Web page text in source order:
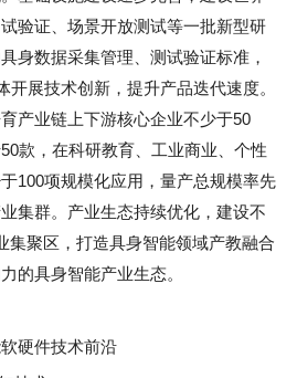
验证、场景开放测试等一批新型研
身数据采集管理、测试验证标准，
开展技术创新，提升产品迭代速度。
产业链上下游核心企业不少于50
款，在科研教育、工业商业、个性
100项规模化应用，量产总规模率先
集群。产业生态持续优化，建设不
集聚区，打造具身智能领域产教融合
的具身智能产业生态。
硬件技术前沿